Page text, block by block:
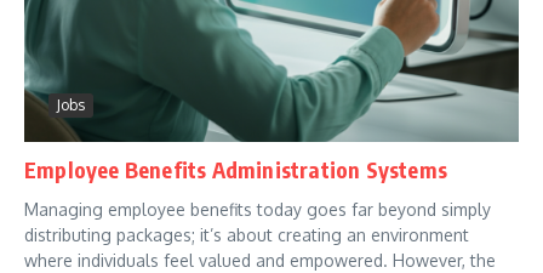
Jobs
Employee Benefits Administration Systems
Managing employee benefits today goes far beyond simply
distributing packages; it’s about creating an environment
where individuals feel valued and empowered. However, the